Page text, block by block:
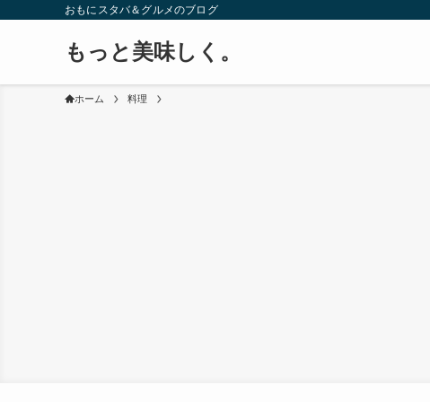
おもにスタバ＆グルメのブログ
もっと美味しく。
ホーム 料理